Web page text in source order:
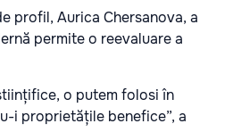
profil, Aurica Chersanova, a
permite o reevaluare a
o putem folosi în
i proprietățile benefice”, a